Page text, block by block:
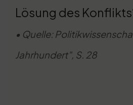
Lösung des
• Quelle:
Jahrhundert", S. 28